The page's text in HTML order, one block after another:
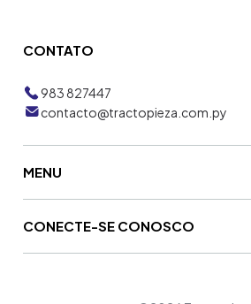
CONTATO
983 827447
contacto@tractopieza.com.py
MENU
CONECTE-SE CONOSCO